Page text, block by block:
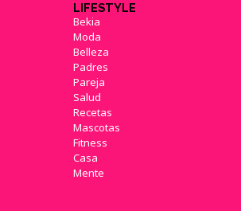
LIFESTYLE
Bekia
Moda
Belleza
Padres
Pareja
Salud
Recetas
Mascotas
Fitness
Casa
Mente